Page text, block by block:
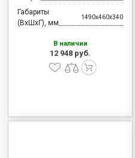
Габариты
(ВхШхГ), мм
1490x460x340
В наличии
12 948 руб.